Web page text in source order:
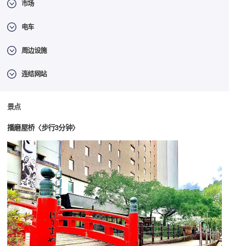
市场
电车
周边设施
连结网站
景点
播磨屋桥〈步行3分钟〉